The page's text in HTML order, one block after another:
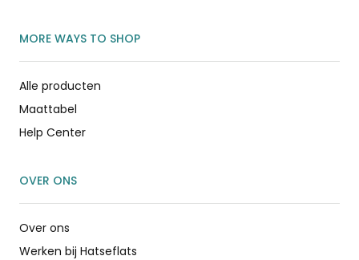
MORE WAYS TO SHOP
Alle producten
Maattabel
Help Center
OVER ONS
Over ons
Werken bij Hatseflats